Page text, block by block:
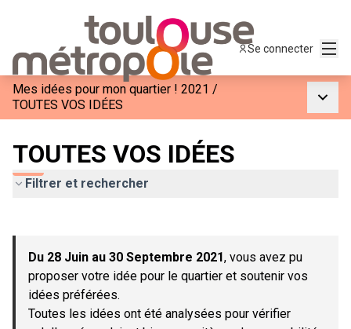
Se connecter
Mes idées pour mon quartier ! 2021 /
TOUTES VOS IDÉES
TOUTES VOS IDÉES
Filtrer et rechercher
−
Du 28 Juin au 30 Septembre 2021, vous avez pu
proposer votre idée pour le quartier et soutenir vos
idées préférées.
Toutes les idées ont été analysées pour vérifier